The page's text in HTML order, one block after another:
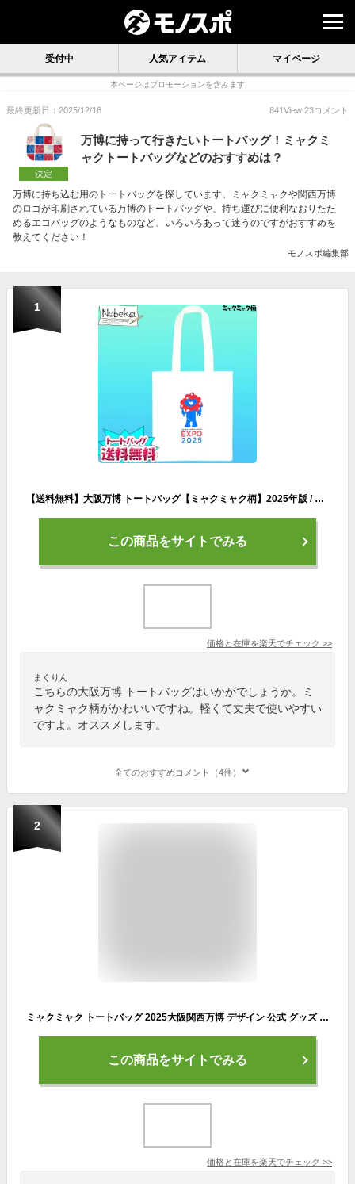
受付中 人気アイテム マイページ
本ページはプロモーションを含みます
最終更新日：2025/12/16 841View 23コメント
決定
万博に持って行きたいトートバッグ！ミャクミ
ャクトートバッグなどのおすすめは？
万博に持ち込む用のトートバッグを探しています。ミャクミャクや関西万博
のロゴが印刷されている万博のトートバッグや、持ち運びに便利なおりたた
めるエコバッグのようなものなど、いろいろあって迷うのですがおすすめを
教えてください！
モノスポ編集部
1
【送料無料】大阪万博 トートバッグ【ミャクミャク柄】2025年版 / トート 大阪・関西万博 バッグ 大阪万博グッズ ミャクミャク 万博グッズ ミャクミャク
この商品をサイトでみる
価格と在庫を楽天でチェック >>
まくりん
こちらの大阪万博 トートバッグはいかがでしょうか。ミ
ャクミャク柄がかわいいですね。軽くて丈夫で使いやすい
ですよ。オススメします。
全てのおすすめコメント（4件）
2
ミャクミャク トートバッグ 2025大阪関西万博 デザイン 公式 グッズ 丸眞 キャラクター A4 手提げバッグ キャンバス 帆布 シンプル
この商品をサイトでみる
価格と在庫を楽天でチェック >>